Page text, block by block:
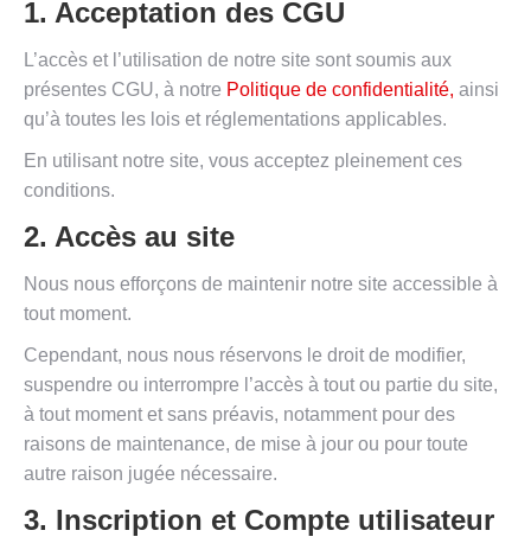
1. Acceptation des CGU
L’accès et l’utilisation de notre site sont soumis aux
présentes CGU, à notre Politique de confidentialité, ainsi
qu’à toutes les lois et réglementations applicables.
En utilisant notre site, vous acceptez pleinement ces
conditions.
2. Accès au site
Nous nous efforçons de maintenir notre site accessible à
tout moment.
Cependant, nous nous réservons le droit de modifier,
suspendre ou interrompre l’accès à tout ou partie du site,
à tout moment et sans préavis, notamment pour des
raisons de maintenance, de mise à jour ou pour toute
autre raison jugée nécessaire.
3. Inscription et Compte utilisateur